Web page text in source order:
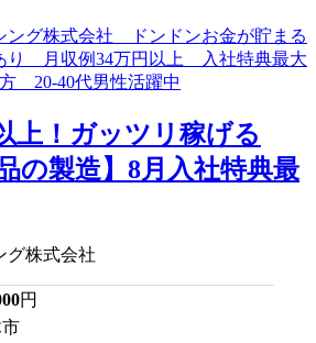
上！ガッツリ稼げる
の製造】8月入社特典最
グ株式会社
円